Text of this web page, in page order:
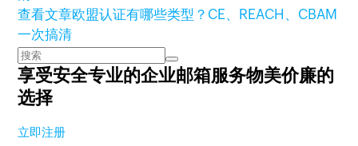
查看文章欧盟认证有哪些类型？CE、REACH、CBAM
一次搞清
享受安全专业的企业邮箱服务物美价廉的
选择
立即注册